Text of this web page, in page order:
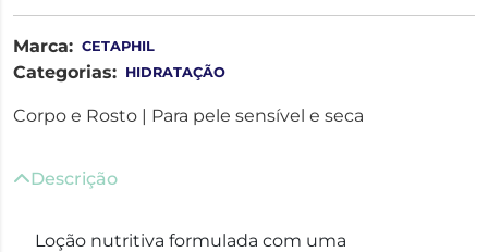
Marca: CETAPHIL
Categorias: HIDRATAÇÃO
Corpo e Rosto | Para pele sensível e seca
Descrição
Loção nutritiva formulada com uma